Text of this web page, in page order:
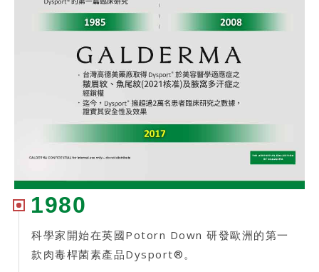
1980
科學家開始在英國Potorn Down 研發歐洲的第一
款肉毒桿菌素產品Dysport®。